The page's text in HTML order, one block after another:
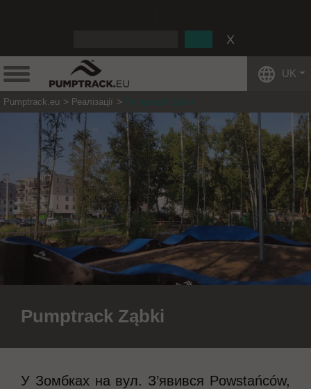
UK
Pumptrack.eu Реалізації Pumptrack Ząbki
Pumptrack Ząbki
У Зомбках на вул. З’явився Powstańców,